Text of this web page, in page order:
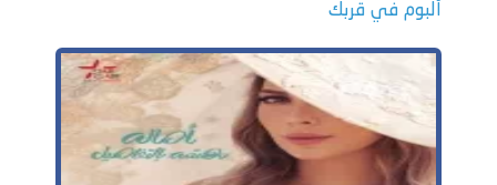
ألبوم في قربك